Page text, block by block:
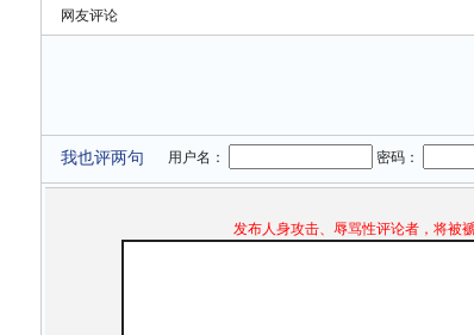
网友评论
我也评两句 用户名： 密码：
发布人身攻击、辱骂性评论者，将被